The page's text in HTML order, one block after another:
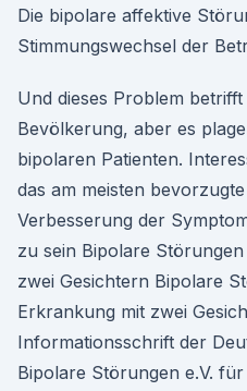
Die bipolare affektive
Stimmungswechsel der
Und dieses Problem
Bevölkerung, aber es
bipolaren Patienten.
das am meisten
Verbesserung der
zu sein Bipolare
zwei Gesichtern Bipolare
Erkrankung mit zwei
Informationsschrift der
Bipolare Störungen e.V.